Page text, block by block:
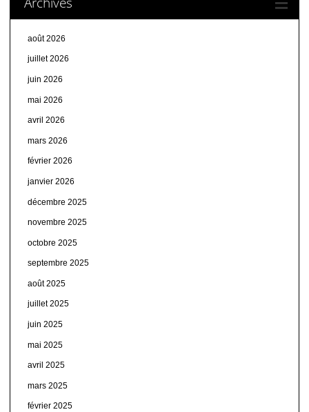
août 2026
juillet 2026
juin 2026
mai 2026
avril 2026
mars 2026
février 2026
janvier 2026
décembre 2025
novembre 2025
octobre 2025
septembre 2025
août 2025
juillet 2025
juin 2025
mai 2025
avril 2025
mars 2025
février 2025